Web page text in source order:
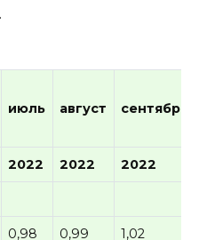
июль август сентябрь
2022 2022 2022
0,98 0,99 1,02